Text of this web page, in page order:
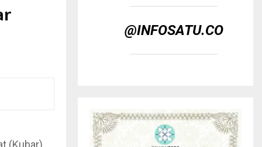
(Kubar)
@INFOSATU.CO